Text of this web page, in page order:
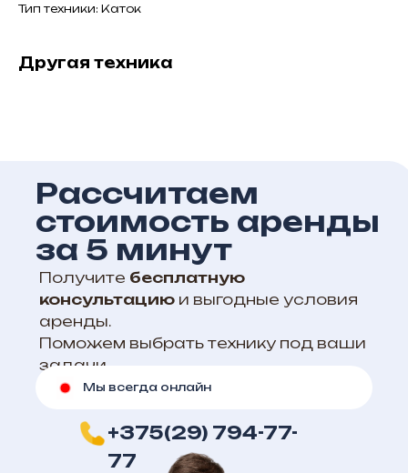
Тип техники: Каток
Другая техника
Получите бесплатную
консультацию и выгодные условия
аренды.
Поможем выбрать технику под ваши
задачи
Рассчитаем
стоимость аренды
за 5 минут
Мы всегда онлайн
+375(29) 794-77-
77